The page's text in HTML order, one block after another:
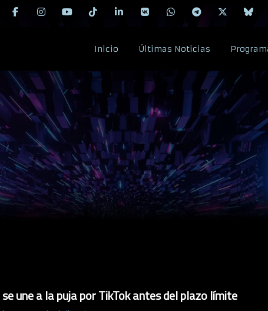
Inicio Últimas Noticias
une a la puja por TikTok antes del plazo límite